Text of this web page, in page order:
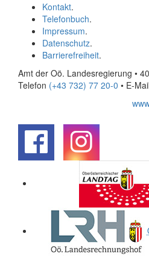
Kontakt.
Telefonbuch.
Impressum.
Datenschutz.
Barrierefreiheit.
Amt der Oö. Landesregierung •
Telefon (+43 732) 77 20-0 • E-Mail